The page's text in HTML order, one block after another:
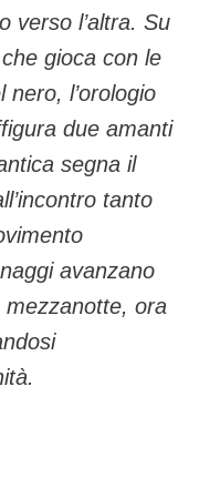
verso l’altra. Su
gioca con le
nero, l’orologio
due amanti
segna il
tanto
avanzano
mezzanotte, ora